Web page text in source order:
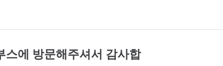
에 방문해주셔서 감사합